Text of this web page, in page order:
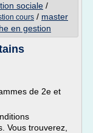
sociale /
cours / master
en gestion
de 2e et
Vous trouverez,